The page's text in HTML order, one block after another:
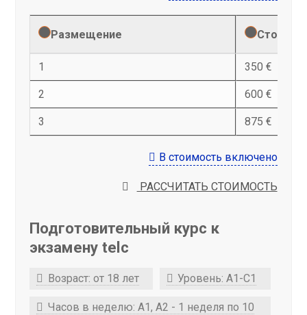
Размещение
1 350 €
2 600 €
3 875 €
В стоимость включено
РАССЧИТАТЬ СТОИМОСТЬ
Подготовительный курс к
экзамену telc
Возраст: от 18 лет Уровень: A1-C1
Часов в неделю: А1, А2 - 1 неделя по 10